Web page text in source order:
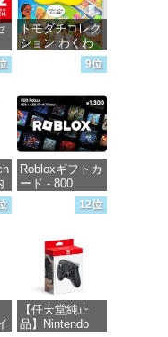
トモダチコレク
ション わくわ
く生活 -Switch
9位
Robloxギフトカ
ード - 800
Robux 【限定バ
ーチャルアイテ
【オンラインゲ
ームコード】
ロブロックス |
オンラインコー
ド版
価格：¥1,300
12位
【任天堂純正
品】Nintendo